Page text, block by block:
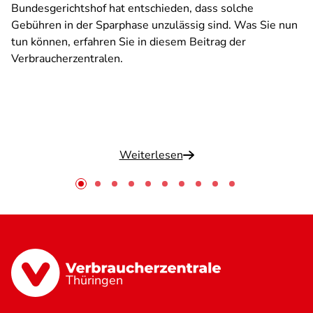
Bundesgerichtshof hat entschieden, dass solche
Gebühren in der Sparphase unzulässig sind. Was Sie nun
tun können, erfahren Sie in diesem Beitrag der
Verbraucherzentralen.
Weiterlesen
Thüringen